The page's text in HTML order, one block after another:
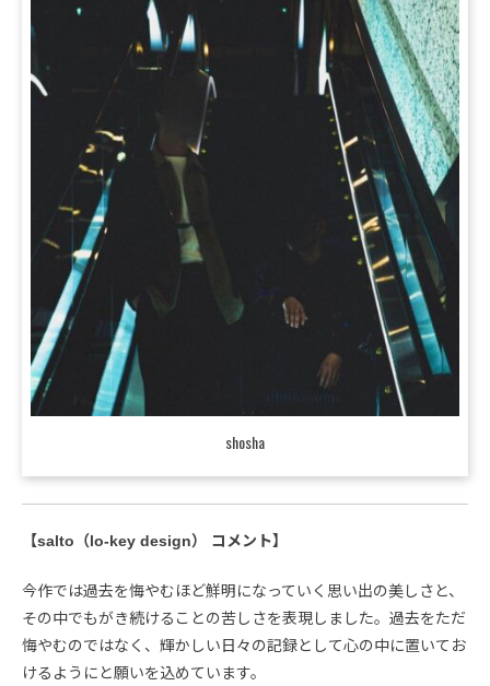
shosha
【salto（lo-key design） コメント】
今作では過去を悔やむほど鮮明になっていく思い出の美しさと、
その中でもがき続けることの苦しさを表現しました。過去をただ
悔やむのではなく、輝かしい日々の記録として心の中に置いてお
けるようにと願いを込めています。